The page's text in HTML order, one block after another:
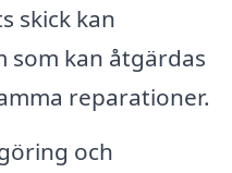
skick kan
kan åtgärdas
reparationer.
och